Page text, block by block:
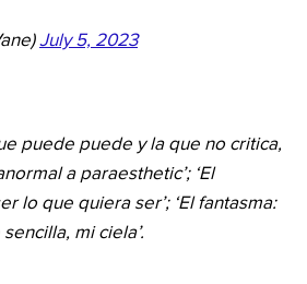
July 5, 2023
puede puede y la que no critica,
a paraesthetic’; ‘El
lo que quiera ser’; ‘El fantasma:
mi ciela’.